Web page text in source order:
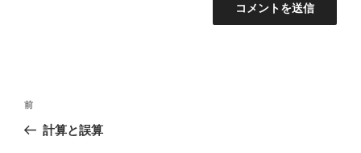
投
前
の
前
計算と誤算